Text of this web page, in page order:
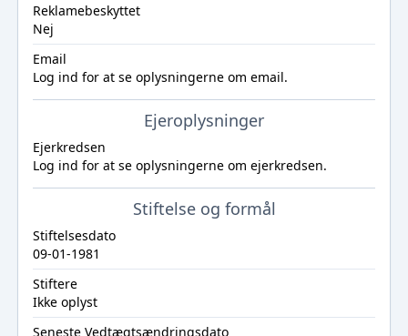
Reklamebeskyttet
Nej
Email
Log ind for at se oplysningerne om email.
Ejeroplysninger
Ejerkredsen
Log ind for at se oplysningerne om ejerkredsen.
Stiftelse og formål
Stiftelsesdato
09-01-1981
Stiftere
Ikke oplyst
Seneste Vedtægtsændringsdato